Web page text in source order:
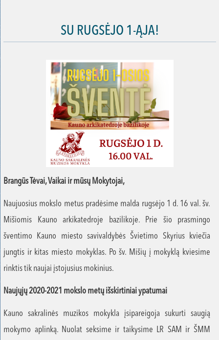
SU RUGSĖJO 1-ĄJA!
Brangūs Tėvai, Vaikai ir mūsų Mokytojai,
Naujuosius mokslo metus pradėsime malda rugsėjo 1 d. 16 val. šv.
Mišiomis Kauno arkikatedroje bazilikoje. Prie šio prasmingo
šventimo Kauno miesto savivaldybės Švietimo Skyrius kviečia
jungtis ir kitas miesto mokyklas. Po šv. Mišių į mokyklą kviesime
rinktis tik naujai įstojusius mokinius.
Naujųjų 2020-2021 mokslo metų išskirtiniai ypatumai
Kauno sakralinės muzikos mokykla įsipareigoja sukurti saugią
mokymo aplinką. Nuolat seksime ir taikysime LR SAM ir ŠMM